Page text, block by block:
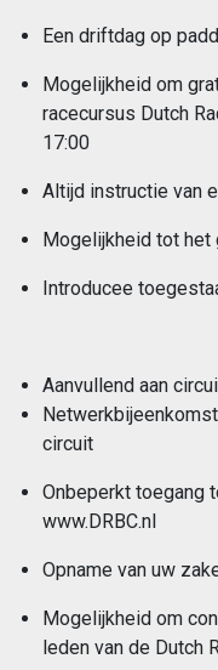
Een driftdag op
Mogelijkheid om
racecursus Dutch
17:00
Altijd instructie van
Mogelijkheid tot het
Introducee
Aanvullend aan
circuit
Onbeperkt toegang
www.DRBC.nl
Opname van uw
Mogelijkheid om
leden van de Dutch